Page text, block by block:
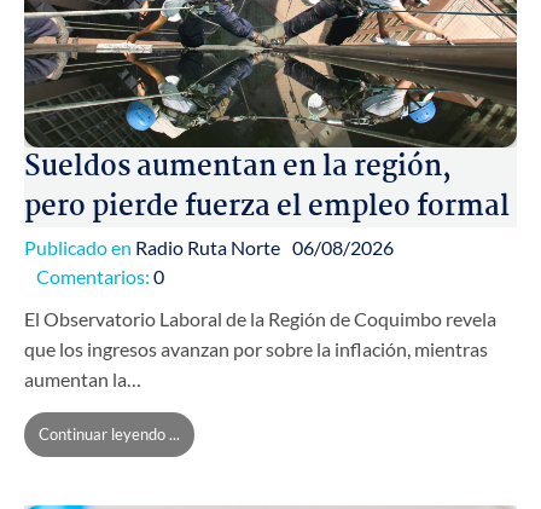
Sueldos aumentan en la región,
pero pierde fuerza el empleo formal
Publicado en Radio Ruta Norte 06/08/2026
Comentarios: 0
El Observatorio Laboral de la Región de Coquimbo revela
que los ingresos avanzan por sobre la inflación, mientras
aumentan la…
Continuar leyendo ...